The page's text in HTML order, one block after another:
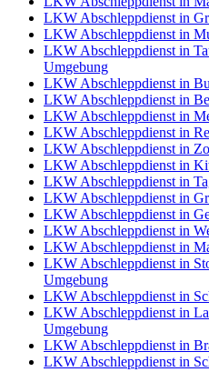
LKW Abschleppdienst in
LKW Abschleppdienst in
LKW Abschleppdienst in
Umgebung
LKW Abschleppdienst in
LKW Abschleppdienst in
LKW Abschleppdienst in
LKW Abschleppdienst in
LKW Abschleppdienst in
LKW Abschleppdienst in
LKW Abschleppdienst in
LKW Abschleppdienst in
LKW Abschleppdienst in
LKW Abschleppdienst in
LKW Abschleppdienst in
LKW Abschleppdienst in
Umgebung
LKW Abschleppdienst in
LKW Abschleppdienst in
Umgebung
LKW Abschleppdienst in
LKW Abschleppdienst in